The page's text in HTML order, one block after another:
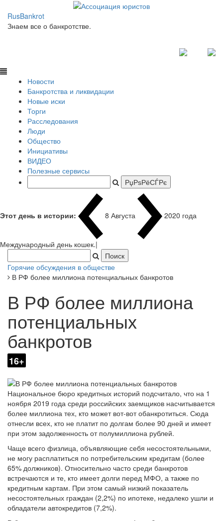
RusBankrot
Знаем все о банкротстве.
Новости
Банкротства и ликвидации
Новые иски
Торги
Расследования
Люди
Общество
Инициативы
ВИДЕО
Полезные сервисы
Этот день в истории: 8 Августа 2020 года
Международный день кошек.|
Горячие обсуждения в обществе
В РФ более миллиона потенциальных банкротов
В РФ более миллиона
потенциальных
банкротов
16+
Национальное бюро кредитных историй подсчитало, что на 1
ноября 2019 года среди российских заемщиков насчитывается
более миллиона тех, кто может вот-вот обанкротиться. Сюда
отнесли всех, кто не платит по долгам более 90 дней и имеет
при этом задолженность от полумиллиона рублей.
Чаще всего физлица, объявляющие себя несостоятельными,
не могу расплатиться по потребительским кредитам (более
65% должников). Относительно часто среди банкротов
встречаются и те, кто имеет долги перед МФО, а также по
кредитным картам. При этом самый низкий показатель
несостоятельных граждан (2,2%) по ипотеке, недалеко ушли и
обладатели автокредитов (7,2%).